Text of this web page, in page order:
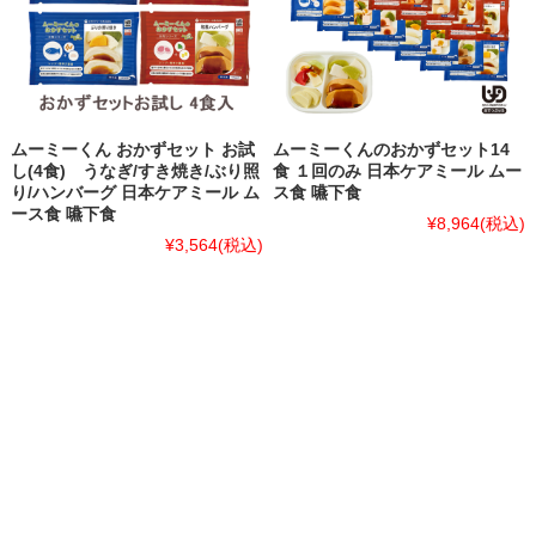
ムーミーくん おかずセット お試
し(4食) うなぎ/すき焼き/ぶり照
り/ハンバーグ 日本ケアミール ム
ース食 嚥下食
¥3,564(税込)
ムーミーくんのおかずセット14
食 １回のみ 日本ケアミール ムー
ス食 嚥下食
¥8,964(税込)